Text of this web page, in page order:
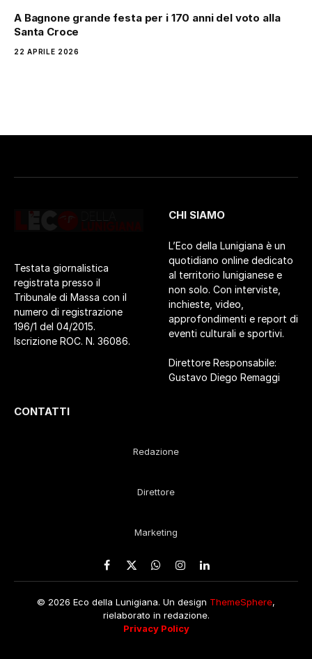
A Bagnone grande festa per i 170 anni del voto alla
Santa Croce
22 APRILE 2026
Testata giornalistica
registrata presso il
Tribunale di Massa con il
numero di registrazione
196/1 del 04/2015.
Iscrizione ROC. N. 36086.
CHI SIAMO
L’Eco della Lunigiana è un
quotidiano online dedicato
al territorio lunigianese e
non solo. Con interviste,
inchieste, video,
approfondimenti e report di
eventi culturali e sportivi.
Direttore Responsabile:
Gustavo Diego Remaggi
CONTATTI
Redazione
Direttore
Marketing
Facebook
X
WhatsApp
Instagram
LinkedIn
© 2026 Eco della Lunigiana. Un design ThemeSphere,
rielaborato in redazione.
Privacy Policy